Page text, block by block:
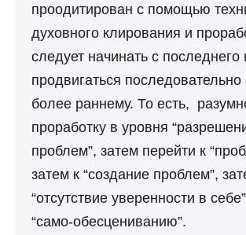
проодитирован с помощью
духовного клирования и
следует начинать с последнего
продвигаться последовательно
более раннему. То есть,
проработку в уровня
проблем”, затем перейти к
затем к “создание проблем”,
“отсутствие уверенности в
“само-обесцениванию”.